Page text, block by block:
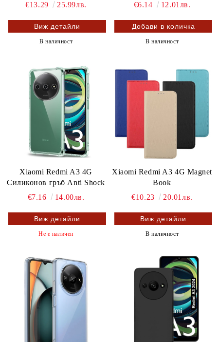
€13.29 25.99лв.
Виж детайли
В наличност
€6.14 12.01лв.
В наличност
Xiaomi Redmi A3 4G
Силиконов гръб Anti Shock
€7.16
14.00лв.
Виж детайли
Не е наличен
Xiaomi Redmi A3 4G Magnet
Book
€10.23
20.01лв.
Виж детайли
В наличност